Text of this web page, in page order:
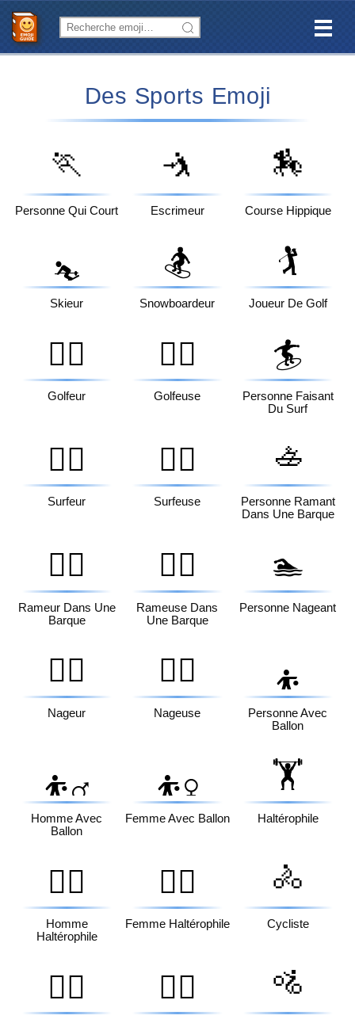
Des Sports Emoji
🏃
Personne Qui Court
🤺
Escrimeur
🏇
Course Hippique
⛷️
Skieur
🏂
Snowboardeur
🏌️
Joueur De Golf
🏌️‍♂️
Golfeur
🏌️‍♀️
Golfeuse
🏄
Personne Faisant
Du Surf
🏄‍♂️
Surfeur
🏄‍♀️
Surfeuse
🚣
Personne Ramant
Dans Une Barque
🚣‍♂️
Rameur Dans Une
Barque
🚣‍♀️
Rameuse Dans
Une Barque
🏊
Personne Nageant
🏊‍♂️
Nageur
🏊‍♀️
Nageuse
⛹️
Personne Avec
Ballon
⛹️‍♂️
Homme Avec
Ballon
⛹️‍♀️
Femme Avec Ballon
🏋️
Haltérophile
🏋️‍♂️
Homme
Haltérophile
🏋️‍♀️
Femme Haltérophile
🚴
Cycliste
🚴‍♂️ 🚴‍♀️ 🚵